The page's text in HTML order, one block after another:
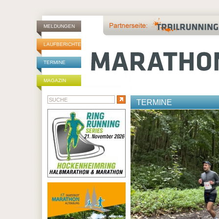
MELDUNGEN
LAUFBERICHTE
TERMINE
MAGAZIN
TERMINE